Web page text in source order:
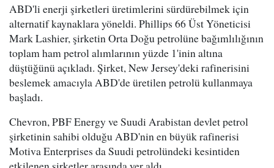
ABD'li enerji şirketleri üretimlerini sürdürebilmek için
alternatif kaynaklara yöneldi. Phillips 66 Üst Yöneticisi
Mark Lashier, şirketin Orta Doğu petrolüne bağımlılığının
toplam ham petrol alımlarının yüzde 1'inin altına
düştüğünü açıkladı. Şirket, New Jersey'deki rafinerisini
beslemek amacıyla ABD'de üretilen petrolü kullanmaya
başladı.
Chevron, PBF Energy ve Suudi Arabistan devlet petrol
şirketinin sahibi olduğu ABD'nin en büyük rafinerisi
Motiva Enterprises da Suudi petrolündeki kesintiden